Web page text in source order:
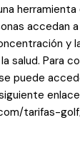
herramienta
accedan
y
salud. Para
puede
tarifas-